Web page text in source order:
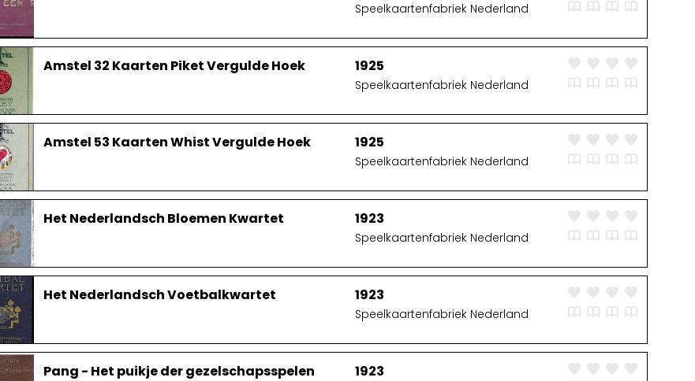
Speelkaartenfabriek Nederland
Amstel 32 Kaarten Piket Vergulde Hoek 1925
Speelkaartenfabriek Nederland
Amstel 53 Kaarten Whist Vergulde Hoek 1925
Speelkaartenfabriek Nederland
Het Nederlandsch Bloemen Kwartet 1923
Speelkaartenfabriek Nederland
Het Nederlandsch Voetbalkwartet 1923
Speelkaartenfabriek Nederland
Pang - Het puikje der gezelschapsspelen 1923